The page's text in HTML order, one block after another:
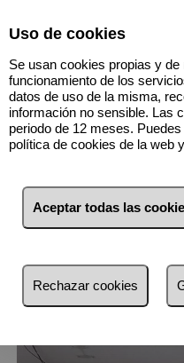
1 Inmuebles
(Madrid)
Lista
Menos reciente
Uso de cookies
Se usan cookies propias y
funcionamiento de los
datos de uso de la misma,
información no sensible. Las
periodo de 12 meses.
política de cookies de la web
Aceptar todas las
Rechazar cookies